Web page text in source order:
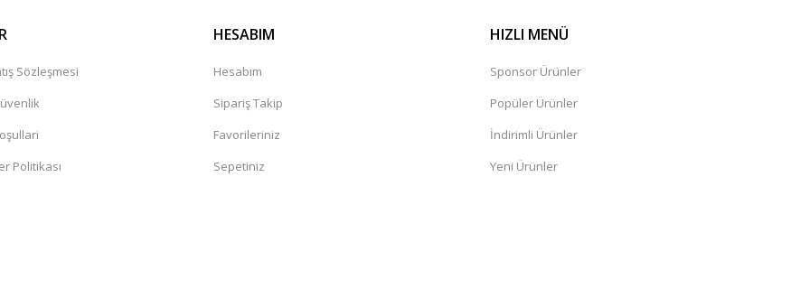
Sözleşmesi
Politikası
HESABIM
Hesabım
Sipariş Takip
Favorileriniz
Sepetiniz
HIZLI MENÜ
Sponsor Ürünler
Popüler Ürünler
İndirimli Ürünler
Yeni Ürünler